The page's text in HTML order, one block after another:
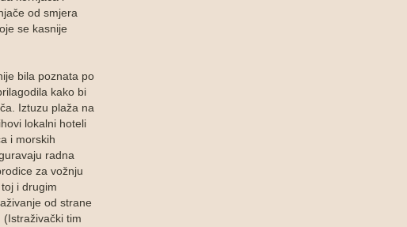
od smjera
se kasnije
bila poznata po
kako bi
Iztuzu plaža na
lokalni hoteli
i morskih
radna
za vožnju
i drugim
od strane
(Istraživački tim